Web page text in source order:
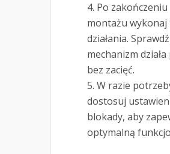
Po zakończeniu
montażu wykonaj
działania.
mechanizm działa
bez zacięć.
W razie
dostosuj
blokady, aby
optymalną